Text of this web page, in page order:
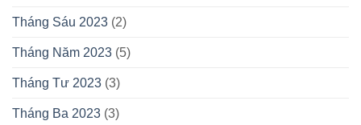
Tháng Sáu 2023 (2)
Tháng Năm 2023 (5)
Tháng Tư 2023 (3)
Tháng Ba 2023 (3)